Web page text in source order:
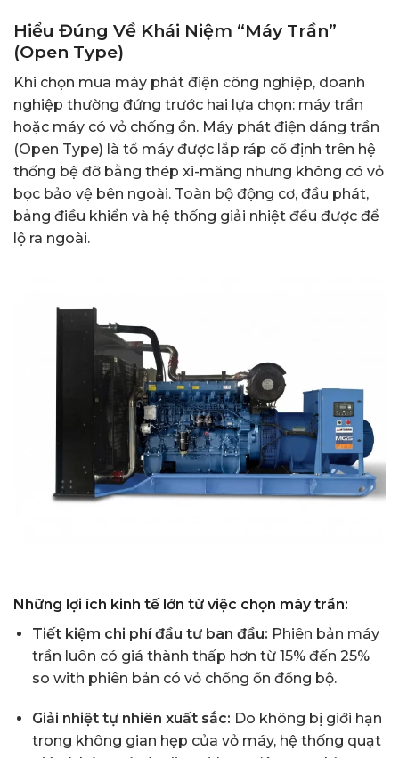
Hiểu Đúng Về Khái Niệm “Máy Trần”
(Open Type)
Khi chọn mua máy phát điện công nghiệp, doanh
nghiệp thường đứng trước hai lựa chọn: máy trần
hoặc máy có vỏ chống ồn. Máy phát điện dáng trần
(Open Type) là tổ máy được lắp ráp cố định trên hệ
thống bệ đỡ bằng thép xi-măng nhưng không có vỏ
bọc bảo vệ bên ngoài. Toàn bộ động cơ, đầu phát,
bảng điều khiển và hệ thống giải nhiệt đều được để
lộ ra ngoài.
Những lợi ích kinh tế lớn từ việc chọn máy trần:
Tiết kiệm chi phí đầu tư ban đầu: Phiên bản máy
trần luôn có giá thành thấp hơn từ 15% đến 25%
so with phiên bản có vỏ chống ồn đồng bộ.
Giải nhiệt tự nhiên xuất sắc: Do không bị giới hạn
trong không gian hẹp của vỏ máy, hệ thống quạt